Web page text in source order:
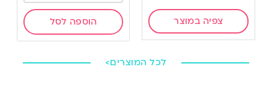
צפיה במוצר הוספה לסל
לכל המוצרים>